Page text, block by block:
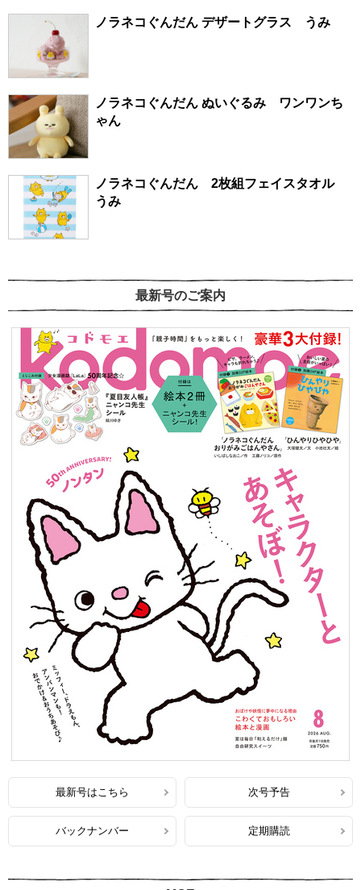
ノラネコぐんだん デザートグラス うみ
ノラネコぐんだん ぬいぐるみ ワンワンち
ゃん
ノラネコぐんだん 2枚組フェイスタオル
うみ
最新号のご案内
最新号はこちら 次号予告
バックナンバー 定期購読